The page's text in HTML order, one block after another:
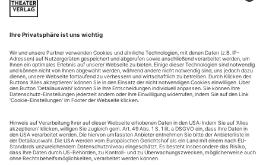
Aalen, Theater der Stadt
Kasse: 07361/522 600
R. Ingmar Otto
9. Tritt, Die Welle
R. Nina Sahm
Annaberg, Eduard-von-Winterstein-Theater
Tel.: 03733/13 01 216
14. Birkmeir nach Spyri, Heidi